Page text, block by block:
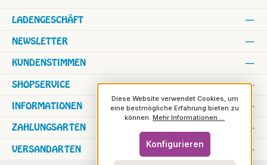
SHOPSERVICE
INFORMATIONEN
NEWSLETTER
KUNDENSTIMMEN
LADENGESCHÄFT
ZAHLUNGSARTEN
VERSANDARTEN
Diese Website verwendet Cookies, um
eine bestmögliche Erfahrung bieten zu
können. Mehr Informationen ...
Konfigurieren